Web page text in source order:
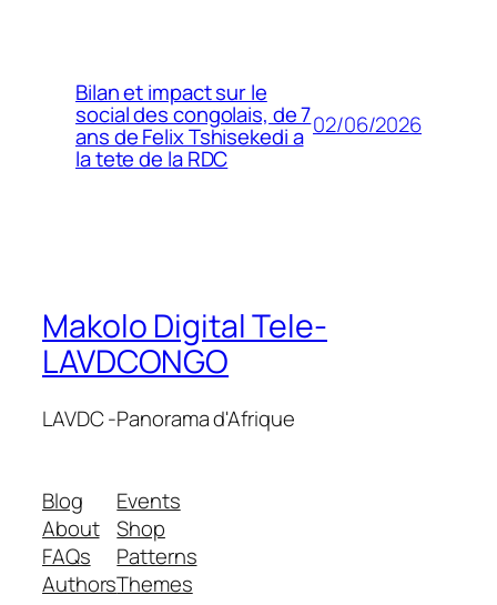
Bilan et impact sur le
social des congolais, de 7
ans de Felix Tshisekedi a
la tete de la RDC
02/06/2026
Makolo Digital Tele-
LAVDCONGO
LAVDC -Panorama d'Afrique
Blog
About
FAQs
Authors
Events
Shop
Patterns
Themes